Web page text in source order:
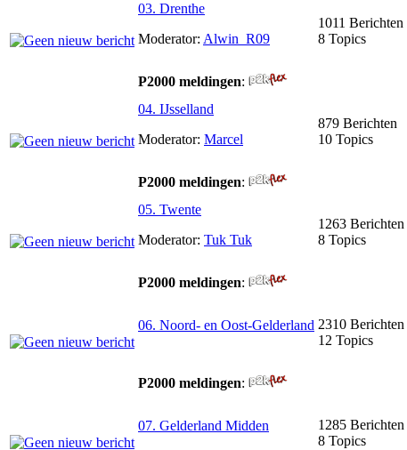
03. Drenthe
Moderator: Alwin_R09
1011 Berichten
8 Topics
P2000 meldingen:
04. IJsselland
Moderator: Marcel
879 Berichten
10 Topics
P2000 meldingen:
05. Twente
Moderator: Tuk Tuk
1263 Berichten
8 Topics
P2000 meldingen:
06. Noord- en Oost-Gelderland 2310 Berichten
12 Topics
P2000 meldingen:
07. Gelderland Midden
1285 Berichten
8 Topics